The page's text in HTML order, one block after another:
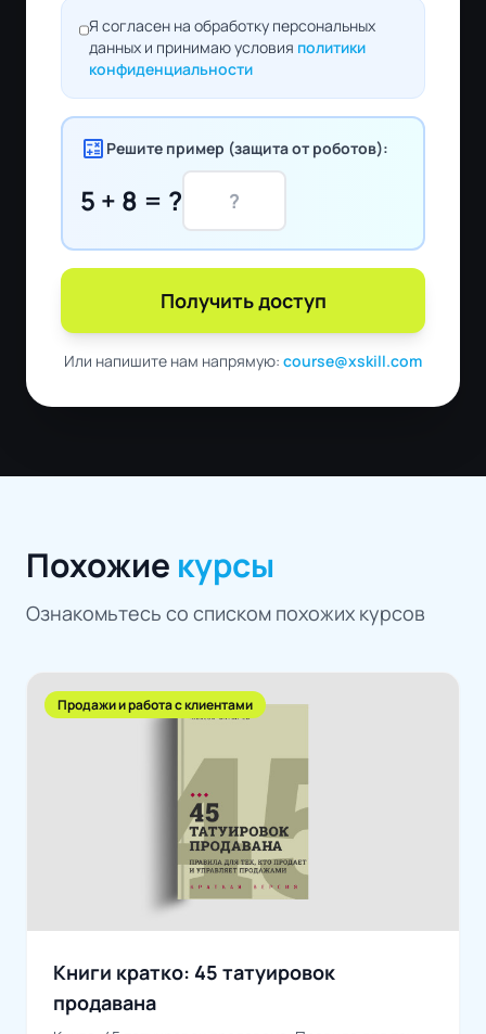
Я согласен на обработку персональных
данных и принимаю условия политики
конфиденциальности
calculate Решите пример (защита от роботов):
5 + 8 = ?
Получить доступ
Или напишите нам напрямую: course@xskill.com
Похожие курсы
Ознакомьтесь со списком похожих курсов
Продажи и работа с клиентами
Книги кратко: 45 татуировок
продавана